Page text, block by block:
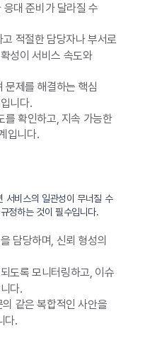
대 준비가 달라질 수
적절한 담당자나 부서로
성이 서비스 속도와
제를 해결하는 핵심
니다.
확인하고, 지속 가능한
입니다.
서비스의 일관성이 무너질 수
정하는 것이 필수입니다.
담당하며, 신뢰 형성의
도록 모니터링하고, 이슈
다.
같은 복합적인 사안을
다.